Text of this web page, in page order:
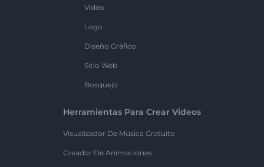
Vídeo
Logo
Diseño Gráfico
Sitio Web
Bosquejo
Herramientas Para Crear Videos
Visualizador De Música Gratuito
Creador De Animaciones